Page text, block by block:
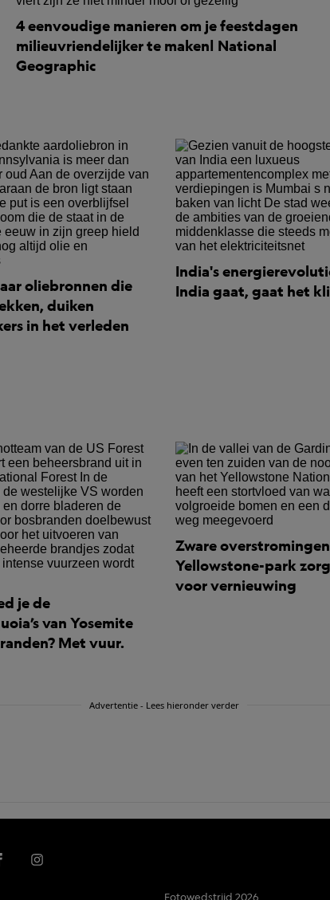
4 eenvoudige manieren om je feestdagen
milieuvriendelijker te maken| National
Geographic
oliebronnen die
duiken
in het verleden
India's
India gaat, gaat het
je de
van Yosemite
Met vuur.
Zware
Yellowstone-park
voor vernieuwing
Advertentie - Lees hieronder verder
Fotowedstrijd 2026